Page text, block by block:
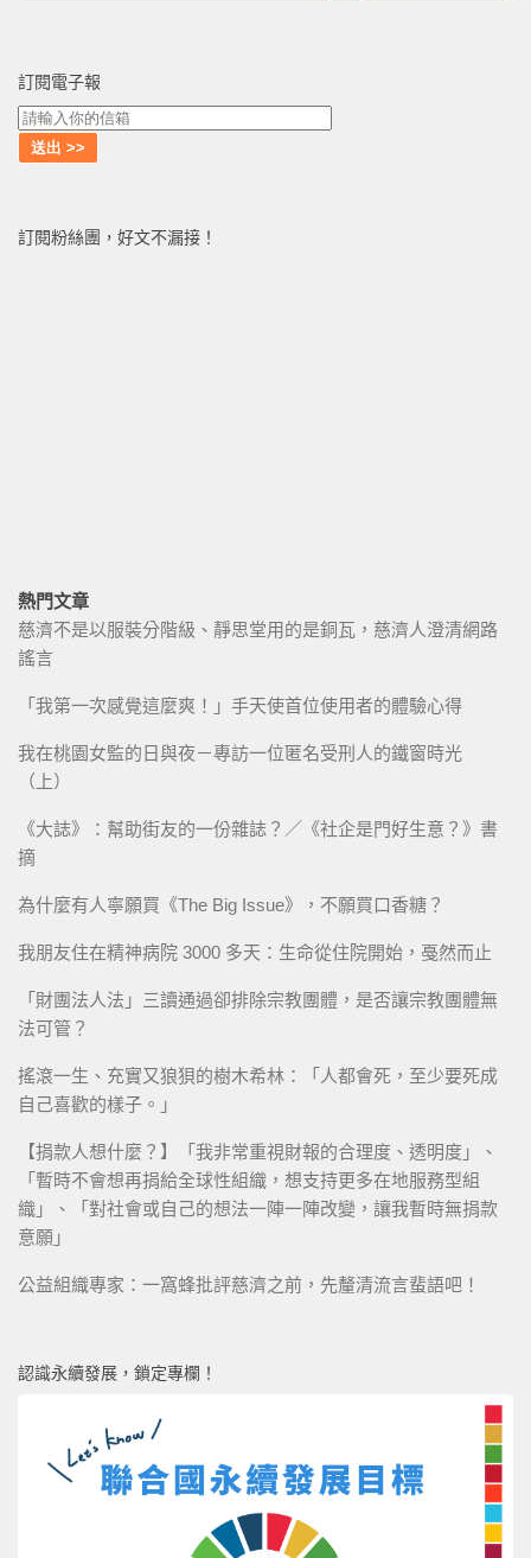
訂閱電子報
訂閱粉絲團，好文不漏接！
熱門文章
慈濟不是以服裝分階級、靜思堂用的是銅瓦，慈濟人澄清網路
謠言
「我第一次感覺這麼爽！」手天使首位使用者的體驗心得
我在桃園女監的日與夜－專訪一位匿名受刑人的鐵窗時光
（上）
《大誌》：幫助街友的一份雜誌？／《社企是門好生意？》書
摘
為什麼有人寧願買《The Big Issue》，不願買口香糖？
我朋友住在精神病院 3000 多天：生命從住院開始，戞然而止
「財團法人法」三讀通過卻排除宗教團體，是否讓宗教團體無
法可管？
搖滾一生、充實又狼狽的樹木希林：「人都會死，至少要死成
自己喜歡的樣子。」
【捐款人想什麼？】「我非常重視財報的合理度、透明度」、
「暫時不會想再捐給全球性組織，想支持更多在地服務型組
織」、「對社會或自己的想法一陣一陣改變，讓我暫時無捐款
意願」
公益組織專家：一窩蜂批評慈濟之前，先釐清流言蜚語吧！
認識永續發展，鎖定專欄！